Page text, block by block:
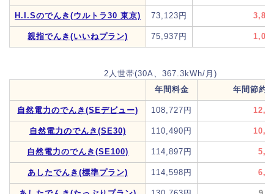
H.I.Sのでんき(ウルトラ30 東京) 73,123円
親指でんき(いいねプラン) 75,937円
2人世帯(30A、367.3kWh/月)
年間料金
年間節約
自然電力のでんき(SEデビュー) 108,727円
自然電力のでんき(SE30) 110,490円
自然電力のでんき(SE100) 114,897円
あしたでんき(標準プラン) 114,598円